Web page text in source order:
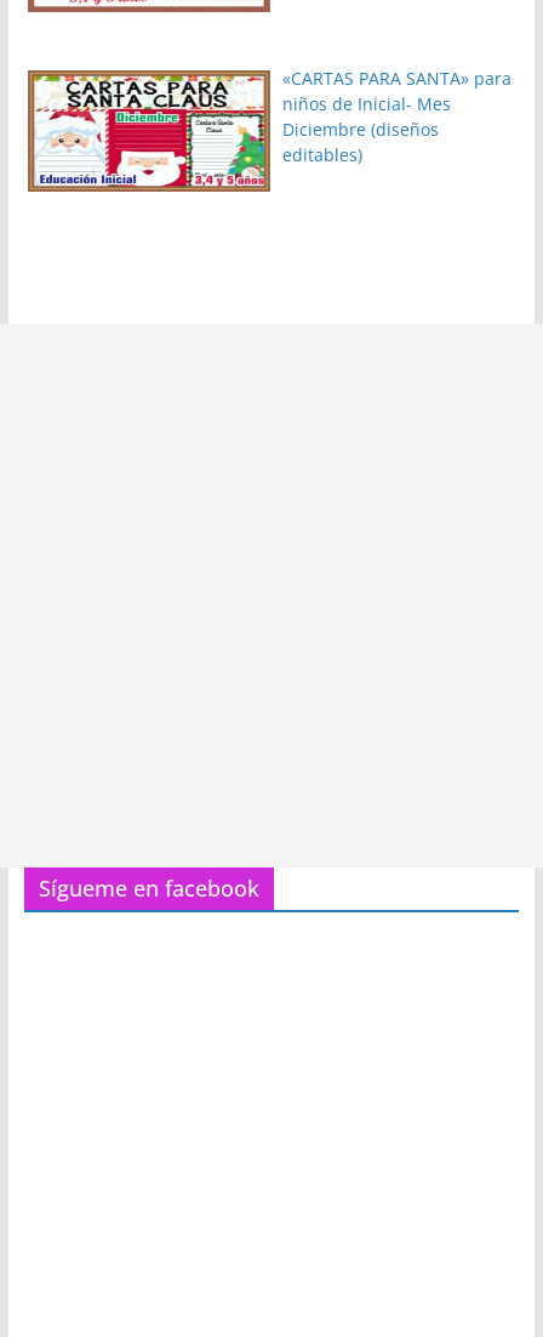
«CARTAS PARA SANTA» para
niños de Inicial- Mes
Diciembre (diseños
editables)
Sígueme en facebook